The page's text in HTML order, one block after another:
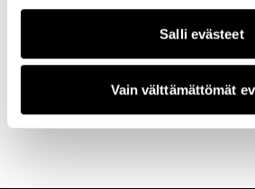
Salli evästeet
Vain välttämättömät
want to connect with us, we'd
in touch.
0 of 0 kuvat